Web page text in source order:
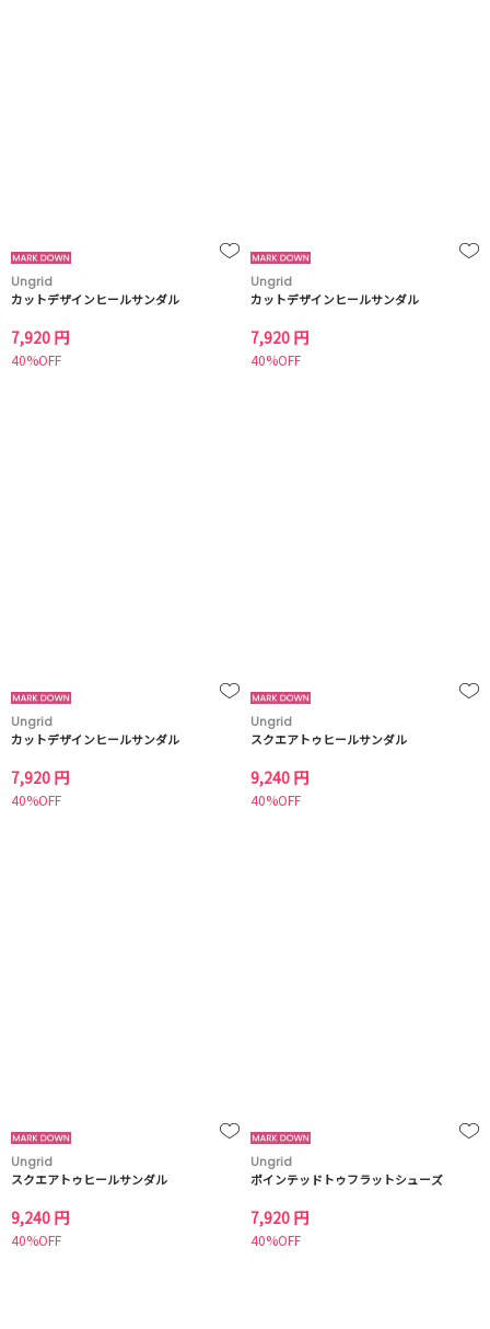
Ungrid
カットデザインヒールサンダル
7,920 円
40%OFF
Ungrid
カットデザインヒールサンダル
7,920 円
40%OFF
Ungrid
カットデザインヒールサンダル
7,920 円
40%OFF
Ungrid
スクエアトゥヒールサンダル
9,240 円
40%OFF
Ungrid
スクエアトゥヒールサンダル
9,240 円
40%OFF
Ungrid
ポインテッドトゥフラットシューズ
7,920 円
40%OFF